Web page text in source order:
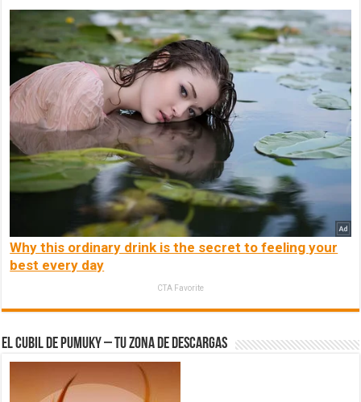
Why this ordinary drink is the secret to feeling your
best every day
CTA Favorite
El Cubil de Pumuky – Tu zona de Descargas